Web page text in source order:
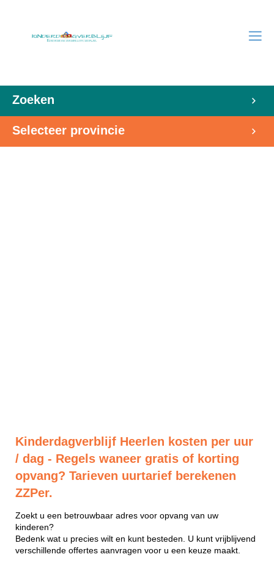
Zoeken
Selecteer provincie
Kinderdagverblijf Heerlen kosten per uur
/ dag - Regels waneer gratis of korting
opvang? Tarieven uurtarief berekenen
ZZPer.
Zoekt u een betrouwbaar adres voor opvang van uw
kinderen?
Bedenk wat u precies wilt en kunt besteden. U kunt vrijblijvend
verschillende offertes aanvragen voor u een keuze maakt.